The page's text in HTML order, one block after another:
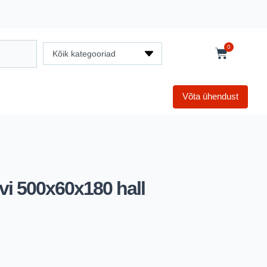
Kõik kategooriad
0
Võta ühendust
500x60x180 hall